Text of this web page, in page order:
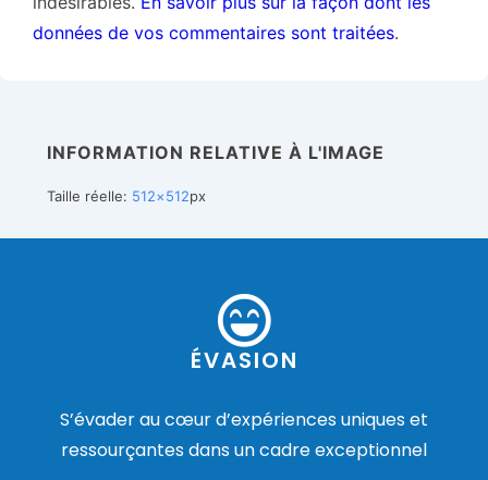
données de vos commentaires sont traitées.
INFORMATION RELATIVE À L'IMAGE
Taille réelle: 512×512px
ÉVASION
S’évader au cœur d’expériences uniques et
ressourçantes dans un cadre exceptionnel